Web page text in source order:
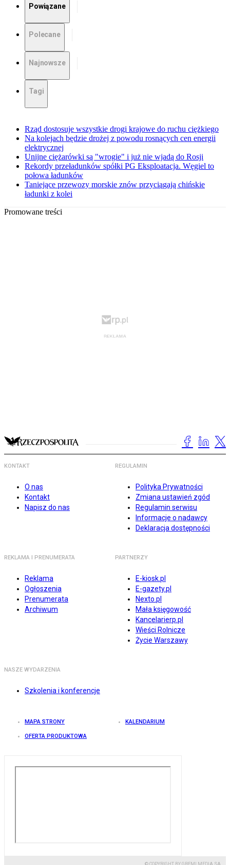
Powiązane
Polecane
Najnowsze
Tagi
Rząd dostosuje wszystkie drogi krajowe do ruchu ciężkiego
Na kolejach będzie drożej z powodu rosnących cen energii
elektrycznej
Unijne ciężarówki są "wrogie" i już nie wjadą do Rosji
Rekordy przeładunków spółki PG Eksploatacja. Węgiel to
połowa ładunków
Taniejące przewozy morskie znów przyciągają chińskie
ładunki z kolei
Promowane treści
KONTAKT
O nas
Kontakt
Napisz do nas
REGULAMIN
Polityka Prywatności
Zmiana ustawień zgód
Regulamin serwisu
Informacje o nadawcy
Deklaracja dostępności
REKLAMA I PRENUMERATA
Reklama
Ogłoszenia
Prenumerata
Archiwum
PARTNERZY
E-kiosk.pl
E-gazety.pl
Nexto.pl
Mała księgowość
Kancelarierp.pl
Wieści Rolnicze
Życie Warszawy
NASZE WYDARZENIA
Szkolenia i konferencje
MAPA STRONY KALENDARIUM
OFERTA PRODUKTOWA